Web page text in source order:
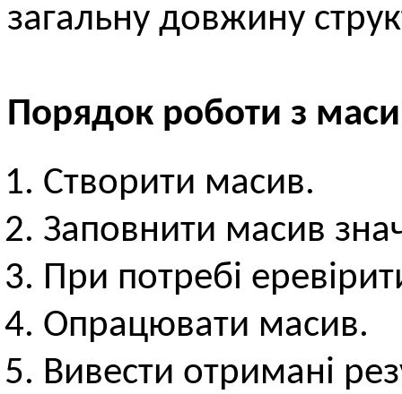
загальну довжину
Порядок роботи з
Створити масив.
Заповнити масив
При потребі
Опрацювати масив.
Вивести отримані